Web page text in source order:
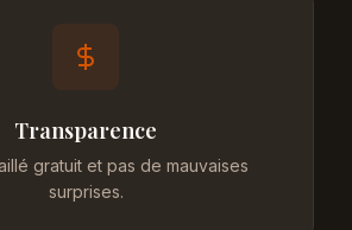
Transparence
gratuit et pas de mauvaises
surprises.